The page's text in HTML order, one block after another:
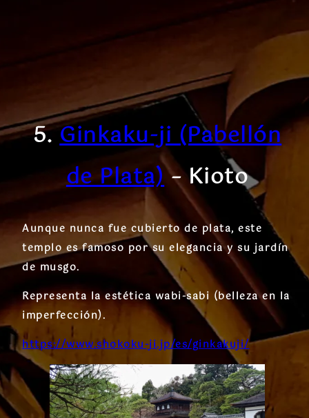
5.Ginkaku-ji (Pabellón
de Plata)– Kioto
Aunque nunca fue cubierto de plata, este
templo es famoso por su elegancia y su jardín
de musgo.
Representa la estética wabi-sabi (belleza en la
imperfección).
https://www.shokoku-ji.jp/es/ginkakuji/